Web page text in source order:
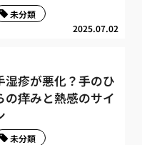
2025.07.02
未分類
湿疹が悪化？手のひ
の痒みと熱感のサイ
未分類